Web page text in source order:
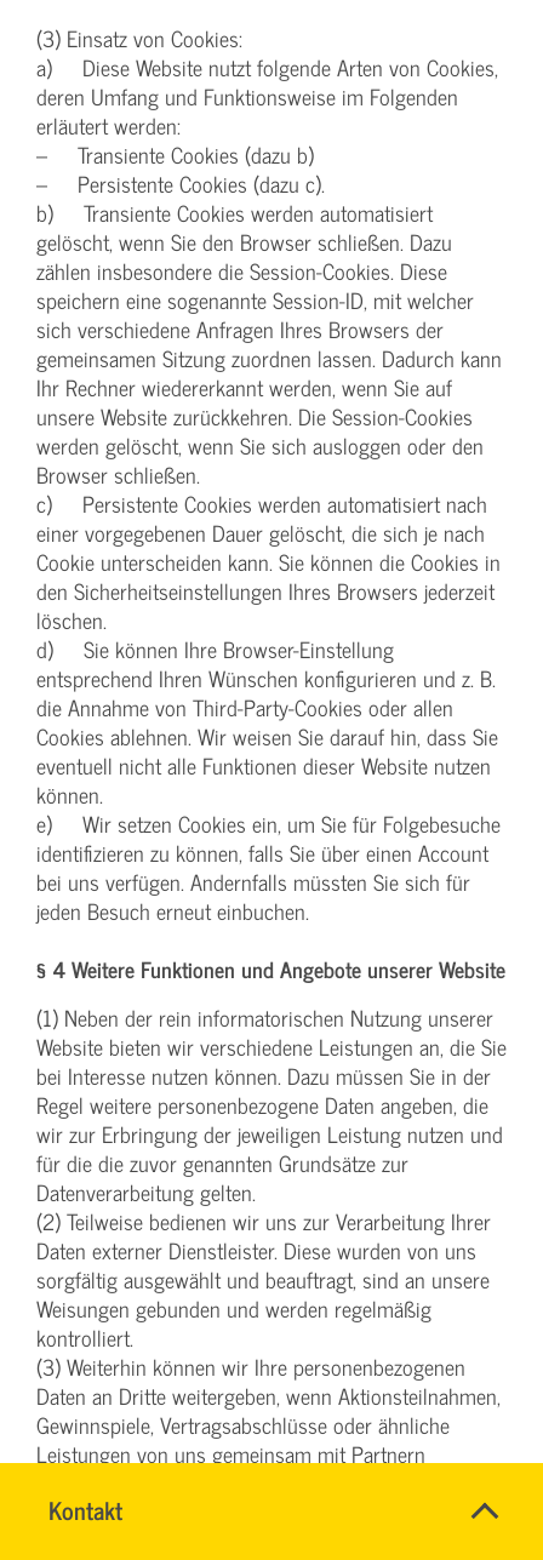
Kontakt
INGO
Name*
(3) Einsatz von Cookies:
a) Diese Website nutzt folgende Arten von Cookies,
deren Umfang und Funktionsweise im Folgenden
erläutert werden:
– Transiente Cookies (dazu b)
– Persistente Cookies (dazu c).
b) Transiente Cookies werden automatisiert
gelöscht, wenn Sie den Browser schließen. Dazu
zählen insbesondere die Session-Cookies. Diese
speichern eine sogenannte Session-ID, mit welcher
sich verschiedene Anfragen Ihres Browsers der
gemeinsamen Sitzung zuordnen lassen. Dadurch kann
Ihr Rechner wiedererkannt werden, wenn Sie auf
unsere Website zurückkehren. Die Session-Cookies
werden gelöscht, wenn Sie sich ausloggen oder den
Browser schließen.
c) Persistente Cookies werden automatisiert nach
einer vorgegebenen Dauer gelöscht, die sich je nach
Cookie unterscheiden kann. Sie können die Cookies in
den Sicherheitseinstellungen Ihres Browsers jederzeit
löschen.
d) Sie können Ihre Browser-Einstellung
entsprechend Ihren Wünschen konfigurieren und z. B.
die Annahme von Third-Party-Cookies oder allen
Cookies ablehnen. Wir weisen Sie darauf hin, dass Sie
eventuell nicht alle Funktionen dieser Website nutzen
können.
e) Wir setzen Cookies ein, um Sie für Folgebesuche
identifizieren zu können, falls Sie über einen Account
bei uns verfügen. Andernfalls müssten Sie sich für
jeden Besuch erneut einbuchen.
§ 4 Weitere Funktionen und Angebote unserer Website
(1) Neben der rein informatorischen Nutzung unserer
Website bieten wir verschiedene Leistungen an, die Sie
bei Interesse nutzen können. Dazu müssen Sie in der
Regel weitere personenbezogene Daten angeben, die
wir zur Erbringung der jeweiligen Leistung nutzen und
für die die zuvor genannten Grundsätze zur
Datenverarbeitung gelten.
(2) Teilweise bedienen wir uns zur Verarbeitung Ihrer
Daten externer Dienstleister. Diese wurden von uns
sorgfältig ausgewählt und beauftragt, sind an unsere
Weisungen gebunden und werden regelmäßig
kontrolliert.
(3) Weiterhin können wir Ihre personenbezogenen
Daten an Dritte weitergeben, wenn Aktionsteilnahmen,
Gewinnspiele, Vertragsabschlüsse oder ähnliche
Leistungen von uns gemeinsam mit Partnern
erhalten Sie bei Angabe Ihrer personenbezogenen